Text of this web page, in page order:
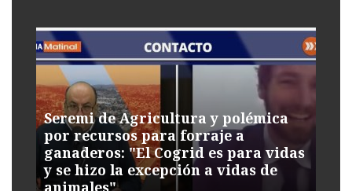
Seremi de Agricultura y polémica
por recursos para forraje a
ganaderos: "El Cogrid es para vidas
y se hizo la excepción a vidas de
animales"